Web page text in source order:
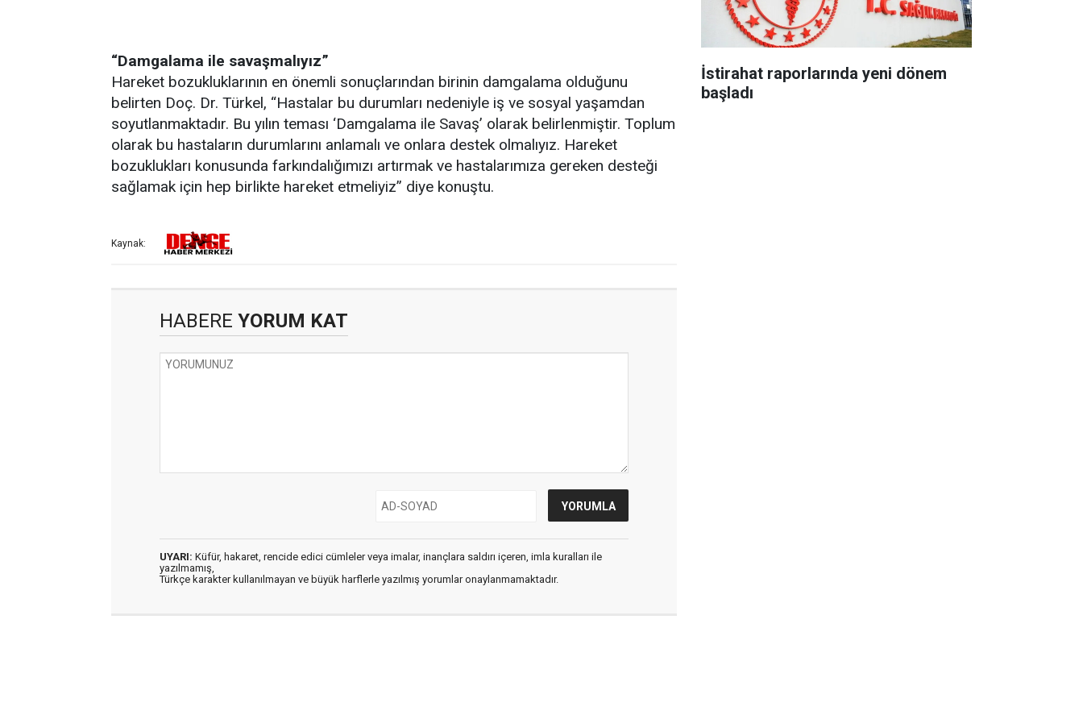
“Damgalama ile savaşmalıyız”
Hareket bozukluklarının en önemli sonuçlarından birinin damgalama olduğunu
belirten Doç. Dr. Türkel, “Hastalar bu durumları nedeniyle iş ve sosyal yaşamdan
soyutlanmaktadır. Bu yılın teması ‘Damgalama ile Savaş’ olarak belirlenmiştir. Toplum
olarak bu hastaların durumlarını anlamalı ve onlara destek olmalıyız. Hareket
bozuklukları konusunda farkındalığımızı artırmak ve hastalarımıza gereken desteği
sağlamak için hep birlikte hareket etmeliyiz” diye konuştu.
Kaynak:
HABERE YORUM KAT
UYARI: Küfür, hakaret, rencide edici cümleler veya imalar, inançlara saldırı içeren, imla kuralları ile
yazılmamış,
Türkçe karakter kullanılmayan ve büyük harflerle yazılmış yorumlar onaylanmamaktadır.
İstirahat raporlarında yeni dönem
başladı